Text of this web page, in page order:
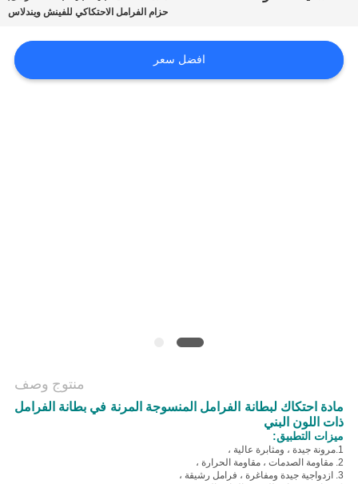
خريطة
الموقع
حزام الفرامل الاحتكاكي للفينش ويندلاس
افضل سعر
منتوج وصف
مادة احتكاك لبطانة الفرامل المنسوجة المرنة في بطانة الفرامل
ذات اللون البني
ميزات التطبيق:
1. مرونة جيدة ، ومثابرة عالية ،
2. مقاومة الصدمات ، مقاومة الحرارة ،
3. ازدواجية جيدة ومفاغرة ، فرامل رشيقة ،